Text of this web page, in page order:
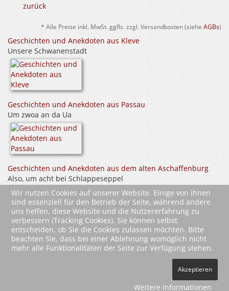
zurück
* Alle Preise inkl. MwSt. ggfls. zzgl. Versandkosten (sieheAGBs)
Geschichten und Anekdoten aus Kleve
Unsere Schwanenstadt
Geschichten und Anekdoten aus Passau
Um zwoa an da Ua
Geschichten und Anekdoten aus dem alten Aschaffenburg
Also, um acht bei Schlappeseppel
Wir nutzen Cookies auf unserer Website. Einige von ihnen
sind essenziell für den Betrieb der Seite, während andere
uns helfen, diese Website und die Nutzererfahrung zu
verbessern (Tracking Cookies). Sie können selbst
entscheiden, ob Sie die Cookies zulassen möchten. Bitte
beachten Sie, dass bei einer Ablehnung womöglich nicht
mehr alle Funktionalitäten der Seite zur Verfügung stehen.
Akzeptieren
Weitere Informationen